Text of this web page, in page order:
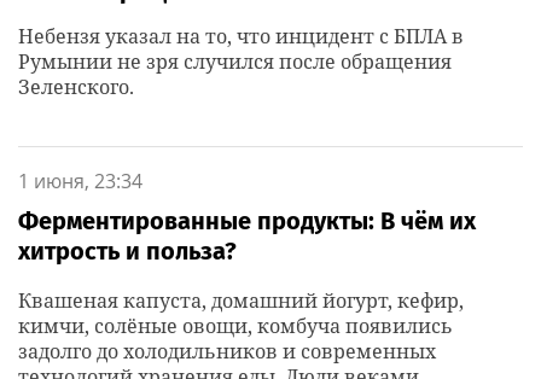
Небензя указал на то, что инцидент с БПЛА в
Румынии не зря случился после обращения
Зеленского.
1 июня, 23:34
Ферментированные продукты: В чём их
хитрость и польза?
Квашеная капуста, домашний йогурт, кефир,
кимчи, солёные овощи, комбуча появились
задолго до холодильников и современных